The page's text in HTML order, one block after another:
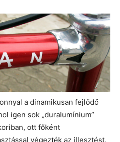
a dinamikusan fejlődő
igen sok „duralumínium”
ott főként
végezték az illesztést.